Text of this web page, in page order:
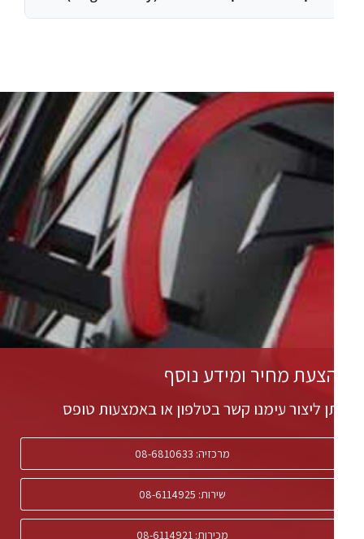
תקלות ויאריכו את חיי המשאבה.
מחיר ומידע נוסף
ליצור עימנו קשר בטלפון או באמצעות טופס
מרכזיה: 08-6810633
מכירות: 08-6114921